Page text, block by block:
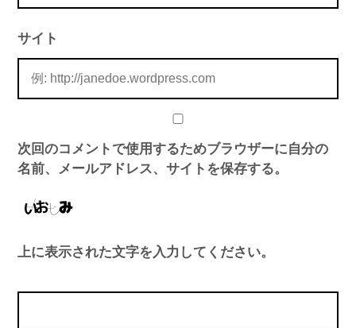
サイト
次回のコメントで使用するためブラウザーに自分の
名前、メールアドレス、サイトを保存する。
上に表示された文字を入力してください。